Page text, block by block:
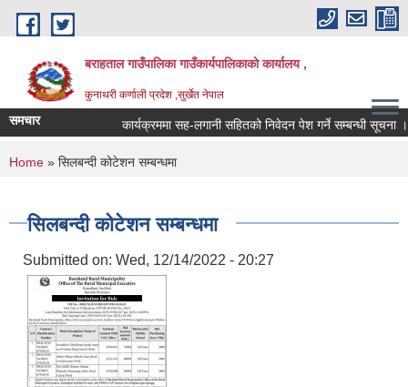
Skip to main content
बराहताल गाउँपालिका गाउँकार्यपालिकाको कार्यालय ,
कुनाथरी कर्णाली प्रदेश ,सुर्खेत नेपाल
समचार कार्यक्रममा सह-लगानी सहितको निवेदन पेश गर्ने सम्बन्धी सूचना ।।।
You are here
Home » सिलबन्दी कोटेशन सम्बन्धमा
सिलबन्दी कोटेशन सम्बन्धमा
Submitted on: Wed, 12/14/2022 - 20:27